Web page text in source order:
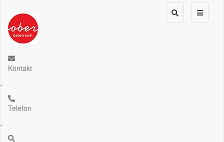
Kontakt
.
Telefon
.